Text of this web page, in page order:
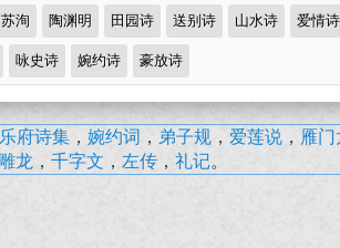
苏洵 陶渊明 田园诗 送别诗 山水诗 爱情诗
咏史诗 婉约诗 豪放诗
乐府诗集 ， 婉约词 ， 弟子规 ， 爱莲说 ， 雁
龙 ， 千字文 ， 左传 ， 礼记。